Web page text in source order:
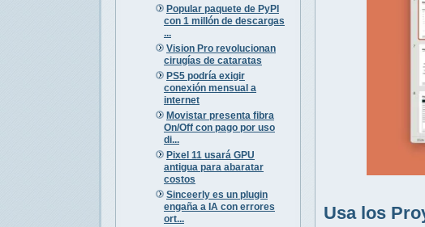
Popular paquete de PyPI
con 1 millón de descargas
...
Vision Pro revolucionan
cirugías de cataratas
PS5 podría exigir
conexión mensual a
internet
Movistar presenta fibra
On/Off con pago por uso
di...
Pixel 11 usará GPU
antigua para abaratar
costos
Sinceerly es un plugin
engaña a IA con errores
ort...
Usa los